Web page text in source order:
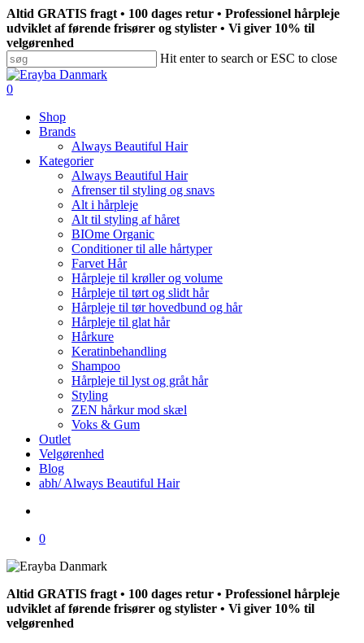
Skip
to
main
content
Altid GRATIS fragt • 100 dages retur • Professionel hårpleje
udviklet af førende frisører og stylister • Vi giver 10% til
velgørenhed
Hit enter to search or ESC to close
Close
Search
search
0
Shop
Brands
Always Beautiful Hair
Kategorier
Always Beautiful Hair
Afrenser til styling og snavs
Alt i hårpleje
Alt til styling af håret
BIOme Organic
Conditioner til alle hårtyper
Farvet Hår
Hårpleje til krøller og volume
Hårpleje til tørt og slidt hår
Hårpleje til tør hovedbund og hår
Hårpleje til glat hår
Hårkure
Keratinbehandling
Shampoo
Hårpleje til lyst og gråt hår
Styling
ZEN hårkur mod skæl
Voks & Gum
Outlet
Velgørenhed
Blog
abh/ Always Beautiful Hair
0
Altid GRATIS fragt • 100 dages retur • Professionel hårpleje
udviklet af førende frisører og stylister • Vi giver 10% til
velgørenhed